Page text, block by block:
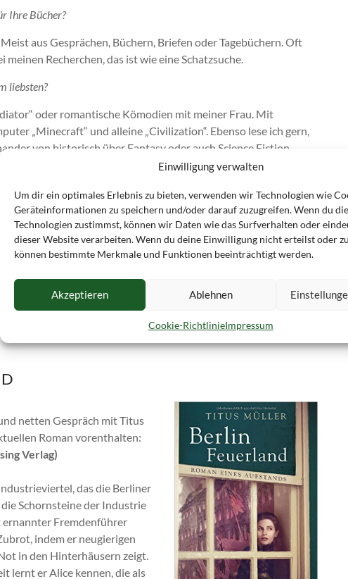
Einwilligung verwalten
Um dir ein optimales Erlebnis zu bieten, verwenden wir Technologien wie
Geräteinformationen zu speichern und/oder darauf zuzugreifen. Wenn du
Technologien zustimmst, können wir Daten wie das Surfverhalten oder
dieser Website verarbeiten. Wenn du deine Einwilligung nicht erteilst oder
können bestimmte Merkmale und Funktionen beeinträchtigt werden.
Akzeptieren Ablehnen
Cookie-RichtlinieImpressum
Ihre Bücher?
aus Gesprächen, Büchern, Briefen oder Tagebüchern. Oft
meinen Recherchen, das ist wie eine Schatzsuche.
liebsten?
oder romantische Kömodien mit meiner Frau. Mit
„Minecraft“ und alleine „Civilization“. Ebenso lese ich gern,
von historisch über Fantasy oder auch Science Fiction.
gespielt habe, beginne ich um 9 Uhr mit dem Schreiben und
bin ich hierbei durchaus flexibel, sollte eine Idee noch dringend in
Insel mitnehmen?
und auch mehrere Bände mitnehmen dürfte, dann sei soviel
entscheiden würde.)
netten Gespräch mit Titus
Roman vorenthalten:
Verlag)
das die Berliner
Schornsteine der Industrie
ernannter Fremdenführer
indem er neugierigen
in den Hinterhäusern zeigt.
lernt er Alice kennen, die als